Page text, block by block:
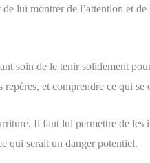
lui montrer de l’attention et
soin de le tenir solidement
et comprendre ce qui se
Il faut lui permettre de
qui serait un danger potentiel.